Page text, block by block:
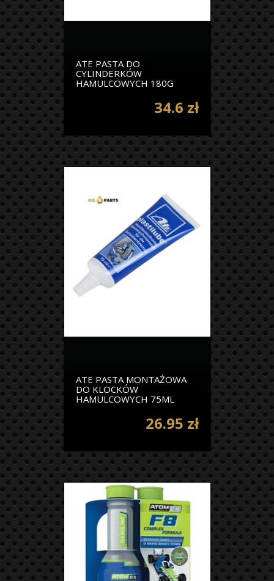
ATE PASTA DO
CYLINDERKÓW
HAMULCOWYCH 180G
34.6 zł
ATE PASTA MONTAŻOWA
DO KLOCKÓW
HAMULCOWYCH 75ML
26.95 zł